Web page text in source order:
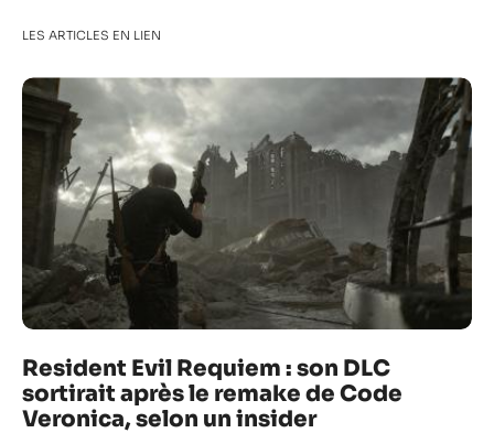
LES ARTICLES EN LIEN
Resident Evil Requiem : son DLC
sortirait après le remake de Code
Veronica, selon un insider